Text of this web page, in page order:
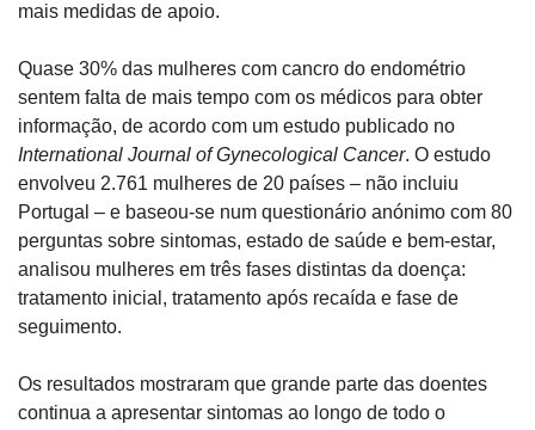
mais medidas de apoio.
Quase 30% das mulheres com cancro do endométrio
sentem falta de mais tempo com os médicos para obter
International Journal of Gynecological Cancer. O estudo
envolveu 2.761 mulheres de 20 países – não incluiu
Portugal – e baseou-se num questionário anónimo com 80
perguntas sobre sintomas, estado de saúde e bem-estar,
analisou mulheres em três fases distintas da doença:
tratamento inicial, tratamento após recaída e fase de
seguimento.
Os resultados mostraram que grande parte das doentes
continua a apresentar sintomas ao longo de todo o